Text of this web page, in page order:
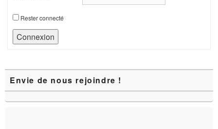
Rester connecté
Connexion
principale
de
widget
Envie de nous rejoindre !